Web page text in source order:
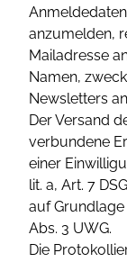
anzumelden,
Mailadresse
Namen,
Newsletters
Der Versand
verbundene
einer
lit. a, Art. 7
auf
Abs. 3 UWG.
Die